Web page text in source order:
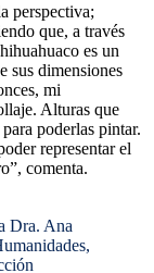
perspectiva;
que, a través
es un
sus dimensiones
mi
Alturas que
poderlas pintar.
representar el
comenta.
Dra. Ana